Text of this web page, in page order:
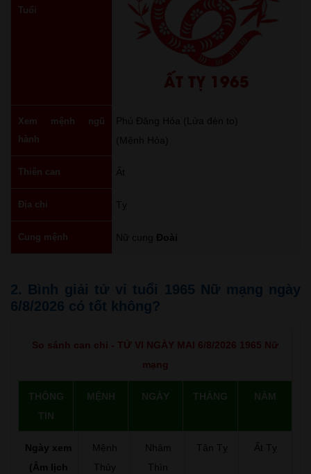
Tuổi
ẤT TỴ 1965
Xem mệnh ngũ
hành
Phú Đăng Hỏa (Lửa đèn to)
(Mệnh Hỏa)
Thiên can Ất
Địa chi Tỵ
Cung mệnh Nữ cung Đoài
2. Bình giải tử vi tuổi 1965 Nữ mạng ngày
6/8/2026 có tốt không?
So sánh can chi - TỬ VI NGÀY MAI 6/8/2026 1965 Nữ
mạng
THÔNG
TIN
MỆNH NGÀY THÁNG NĂM
Ngày xem
(Âm lịch
Mệnh
Thủy
Nhâm
Thìn
Tân Tỵ Ất Tỵ